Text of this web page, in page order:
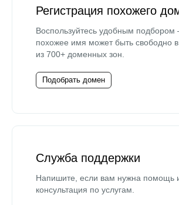
Регистрация похожего
Воспользуйтесь удобным
похожее имя может быть свободно
из 700+ доменных зон.
Подобрать домен
Служба поддержки
Напишите, если вам нужна помощь
консультация по услугам.